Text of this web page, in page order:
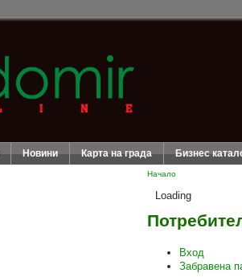
Новини Карта на града Бизнес
Начало
Loading
Вход
Забравена